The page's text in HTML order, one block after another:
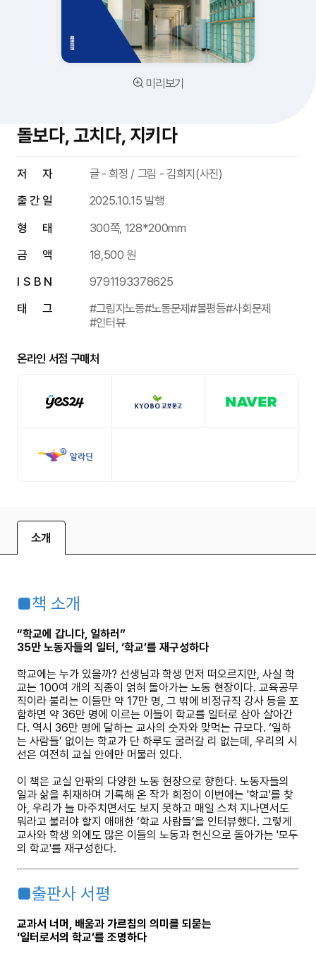
미리보기
돌보다, 고치다, 지키다
저 자
글 - 희정 / 그림 - 김희지(사진)
출 간 일
2025.10.15 발행
형 태
300쪽, 128*200mm
금 액
18,500 원
I S B N
9791193378625
태 그
#그림자노동#노동문제 #불평등#사회문제
#인터뷰
온라인 서점 구매처
소개
■책 소개
“학교에 갑니다, 일하러”
35만 노동자들의 일터, ‘학교’를 재구성하다
학교에는 누가 있을까? 선생님과 학생 먼저 떠오르지만, 사실 학
교는 100여 개의 직종이 얽혀 돌아가는 노동 현장이다. 교육공무
직이라 불리는 이들만 약 17만 명, 그 밖에 비정규직 강사 등을 포
함하면 약 36만 명에 이르는 이들이 학교를 일터로 삼아 살아간
다. 역시 36만 명에 달하는 교사의 숫자와 맞먹는 규모다. ‘일하
는 사람들’ 없이는 학교가 단 하루도 굴러갈 리 없는데, 우리의 시
선은 여전히 교실 안에만 머물러 있다.
이 책은 교실 안팎의 다양한 노동 현장으로 향한다. 노동자들의
일과 삶을 취재하며 기록해 온 작가 희정이 이번에는 '학교'를 찾
아, 우리가 늘 마주치면서도 보지 못하고 매일 스쳐 지나면서도
뭐라고 불러야 할지 애매한 ‘학교 사람들’을 인터뷰했다. 그렇게
교사와 학생 외에도 많은 이들의 노동과 헌신으로 돌아가는 '모두
의 학교'를 재구성한다.
■출판사 서평
교과서 너머, 배움과 가르침의 의미를 되묻는
‘일터로서의 학교’를 조명하다